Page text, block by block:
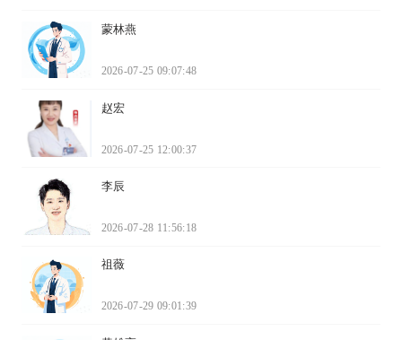
蒙林燕
2026-07-25 09:07:48
赵宏
2026-07-25 12:00:37
李辰
2026-07-28 11:56:18
祖薇
2026-07-29 09:01:39